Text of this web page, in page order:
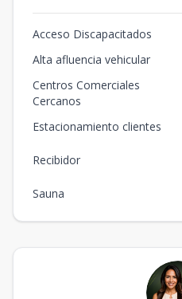
Acceso Discapacitados
Alta afluencia vehicular
Centros Comerciales
Cercanos
Estacionamiento clientes
Recibidor
Sauna